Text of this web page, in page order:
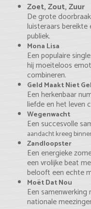
Zoet, Zout, Zuur
De grote
luisteraars
publiek.
Mona Lisa
Een populaire
hij moeiteloos
combineren.
Geld Maakt Niet
Een herkenbaar
liefde en het leven
Wegenwacht
Een succesvolle
aandacht kreeg
Zandloopster
Een energieke
een vrolijke beat
belooft een echte
Moët Dat Nou
Een samenwerking
nationale